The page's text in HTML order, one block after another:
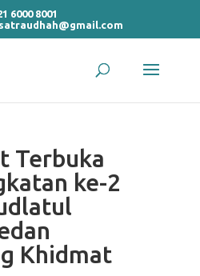
6000 8001
Terbuka
ke-2
Khidmat